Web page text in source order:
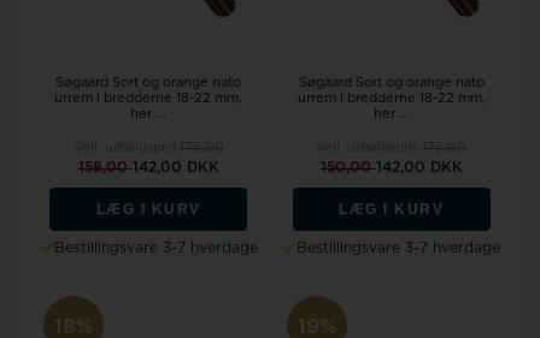
Søgaard Sort og orange nato
urrem i bredderne 18-22 mm,
her ...
158,00142,00 DKK
LÆG I KURV
Bestillingsvare 3-7 hverdage
Søgaard Sort og orange nato
urrem i bredderne 18-22 mm,
her ...
150,00142,00 DKK
LÆG I KURV
Bestillingsvare 3-7 hverdage
18% 19%